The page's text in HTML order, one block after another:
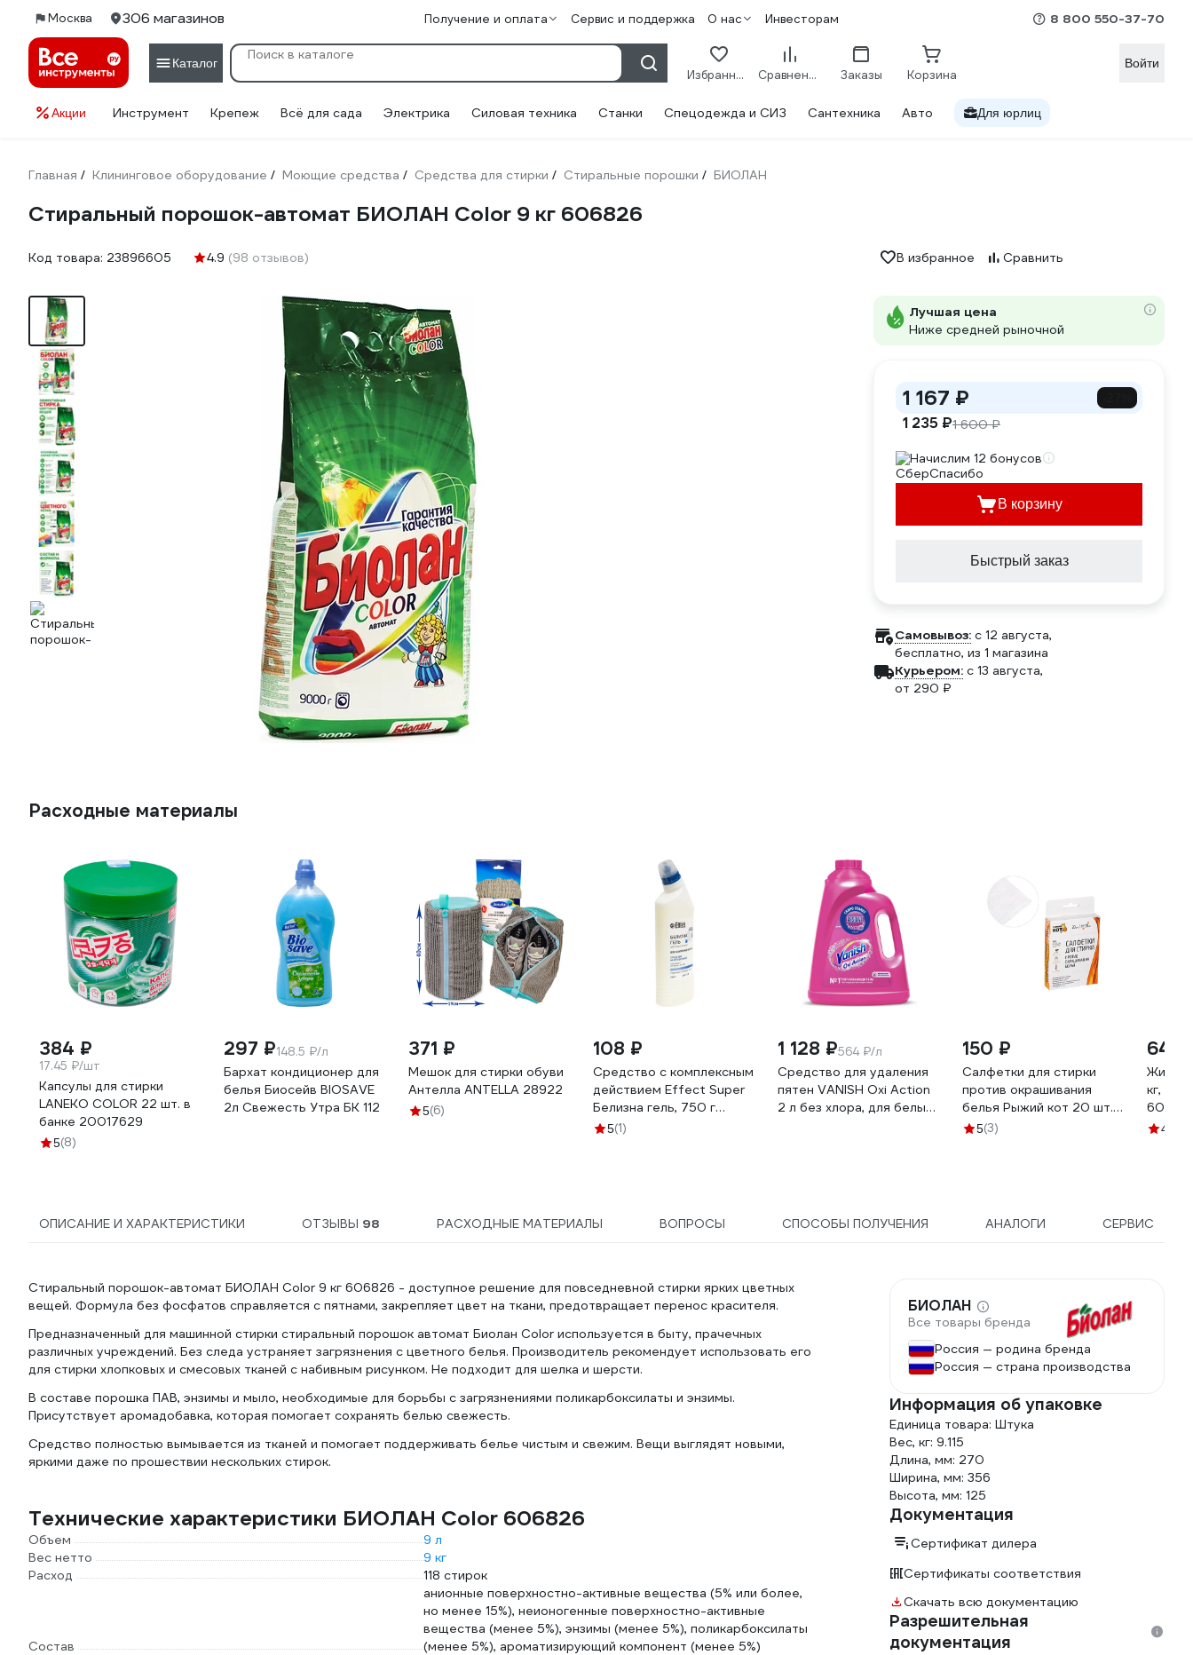
Москва 306 магазинов Получение и оплата Сервис и поддержка О нас Инвесторам 8 800 550-37-70
Каталог
Избранное Сравнение Заказы Корзина
Войти
Акции Инструмент Крепеж Всё для сада Электрика Силовая техника Станки Спецодежда и СИЗ Сантехника Авто Для юрлиц
Главная / Клининговое оборудование / Моющие средства / Средства для стирки / Стиральные порошки / БИОЛАН
Стиральный порошок-автомат БИОЛАН Color 9 кг 606826
Код товара: 23896605 4.9 (98 отзывов) В избранное Сравнить
Лучшая цена
Ниже средней рыночной
1 167 ₽
1 235 ₽1 600 ₽
Начислим 12 бонусов
В корзину
Быстрый заказ
Самовывоз: c 12 августа,
бесплатно, из 1 магазина
Курьером: c 13 августа,
от 290 ₽
Расходные материалы
384 ₽
17.45 ₽/шт
Капсулы для стирки
LANEKO COLOR 22 шт. в
банке 20017629
5(8)
297 ₽148.5 ₽/л
Бархат кондиционер для
белья Биосейв BIOSAVE
2л Свежесть Утра БК 112
371 ₽
Мешок для стирки обуви
Антелла ANTELLA 28922
5(6)
108 ₽
Средство с комплексным
действием Effect Super
Белизна гель, 750 г
25710
5(1)
1 128 ₽564 ₽/л
Средство для удаления
пятен VANISH Oxi Action
2 л без хлора, для белых
150 ₽
Салфетки для стирки
против окрашивания
белья Рыжий кот 20 шт.
106913
5(3)
641
кг,
4.9
ОПИСАНИЕ И ХАРАКТЕРИСТИКИ ОТЗЫВЫ 98 РАСХОДНЫЕ МАТЕРИАЛЫ ВОПРОСЫ СПОСОБЫ ПОЛУЧЕНИЯ АНАЛОГИ СЕРВИС
Стиральный порошок-автомат БИОЛАН Color 9 кг 606826 - доступное решение для повседневной стирки ярких цветных
вещей. Формула без фосфатов справляется с пятнами, закрепляет цвет на ткани, предотвращает перенос красителя.
Предназначенный для машинной стирки стиральный порошок автомат Биолан Color используется в быту, прачечных
различных учреждений. Без следа устраняет загрязнения с цветного белья. Производитель рекомендует использовать его
для стирки хлопковых и смесовых тканей с набивным рисунком. Не подходит для шелка и шерсти.
В составе порошка ПАВ, энзимы и мыло, необходимые для борьбы с загрязнениями поликарбоксилаты и энзимы.
Присутствует аромадобавка, которая помогает сохранять белью свежесть.
Средство полностью вымывается из тканей и помогает поддерживать белье чистым и свежим. Вещи выглядят новыми,
яркими даже по прошествии нескольких стирок.
Технические характеристики БИОЛАН Color 606826
Объем
9 л
Вес нетто
9 кг
Расход
118 стирок
Состав
анионные поверхностно-активные вещества (5% или более,
но менее 15%), неионогенные поверхностно-активные
вещества (менее 5%), энзимы (менее 5%), поликарбоксилаты
(менее 5%), ароматизирующий компонент (менее 5%)
БИОЛАН
Все товары бренда
Россия — родина бренда
Россия — страна производства
Информация об упаковке
Единица товара: Штука
Вес, кг: 9.115
Длина, мм: 270
Ширина, мм: 356
Высота, мм: 125
Документация
Сертификат дилера
Сертификаты соответствия
Скачать всю документацию
Разрешительная
документация